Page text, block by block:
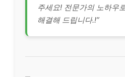
주세요! 전문가의 노하우
해결해 드립니다.!”